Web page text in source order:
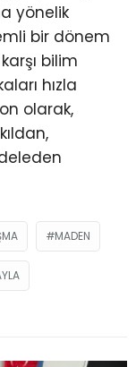
yönelik
bir dönem
bilim
hızla
olarak,
MADEN